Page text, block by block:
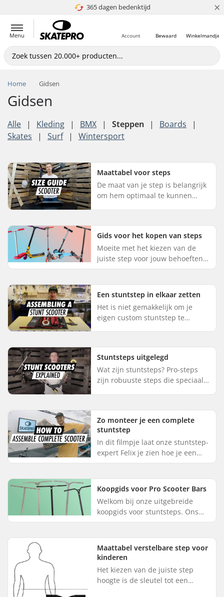
365 dagen bedenktijd
4.8 van 5 ×
Menu Winkelmandje
Bewaard
Account
Home Gidsen
Gidsen
Alle | Kleding | BMX | Steppen | Boards
|
Skates
| Surf | Wintersport
Maattabel voor steps
De maat van je step is belangrijk
om hem optimaal te kunnen
voorkeur en rijstijl, is het
moeilij...
Gids voor het kopen van steps
Moeite met het kiezen van de
juiste step voor jouw behoeften?
Dan ben je bij ons aan het juiste
veel verschillende ste...
Een stuntstep in elkaar zetten
Het is niet gemakkelijk om je
eigen custom stuntstep te
verkeerde montage kan gemakk...
Stuntsteps uitgelegd
Wat zijn stuntsteps? Pro-steps
zijn robuuste steps die speciaal
oog op duurzaamheid, hebben ...
Zo monteer je een complete
stuntstep
In dit filmpje laat onze stuntstep-
expert Felix je zien hoe je een
stuntstep in elkaar zet. Volg onze
en je hebt je ste...
Koopgids voor Pro Scooter Bars
Welkom bij onze uitgebreide
koopgids voor stuntsteps. Ons
doel is om je te helpen navigeren
beschikbare opties, zodat het
gem...
Maattabel verstelbare step voor
kinderen
Het kiezen van de juiste step
hoogte is de sleutel tot een